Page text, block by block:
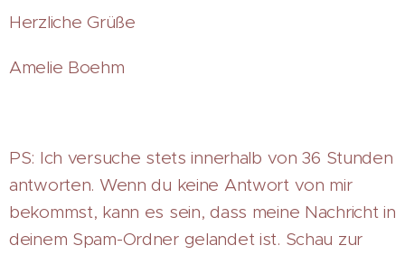
Herzliche Grüße
Amelie Boehm
PS: Ich versuche stets innerhalb von 36 Stunden
antworten. Wenn du keine Antwort von mir
bekommst, kann es sein, dass meine Nachricht in
deinem Spam-Ordner gelandet ist. Schau zur